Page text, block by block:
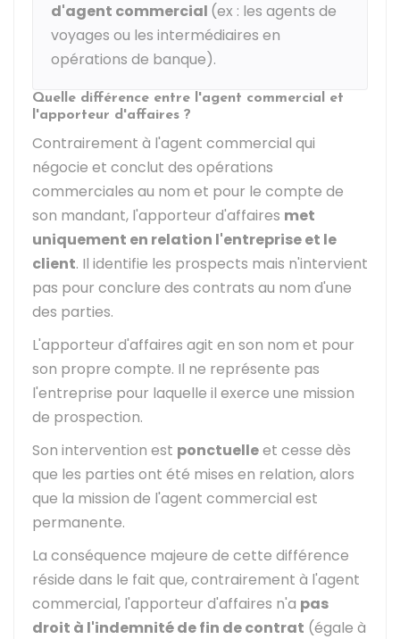
d'agent commercial (ex : les agents de
voyages ou les intermédiaires en
opérations de banque).
Quelle différence entre l'agent commercial et
l'apporteur d'affaires ?
Contrairement à l'agent commercial qui
négocie et conclut des opérations
commerciales au nom et pour le compte de
son mandant, l'apporteur d'affaires met
uniquement en relation l'entreprise et le
client. Il identifie les prospects mais n'intervient
pas pour conclure des contrats au nom d'une
des parties.
L'apporteur d'affaires agit en son nom et pour
son propre compte. Il ne représente pas
l'entreprise pour laquelle il exerce une mission
de prospection.
Son intervention est ponctuelleet cesse dès
que les parties ont été mises en relation, alors
que la mission de l'agent commercial est
permanente.
La conséquence majeure de cette différence
réside dans le fait que, contrairement à l'agent
commercial, l'apporteur d'affaires n'a pas
droit à l'indemnité de fin de contrat (égale à